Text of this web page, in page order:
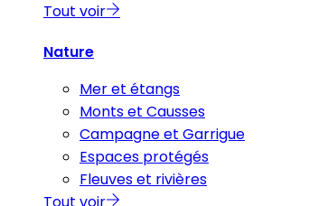
Tout voir
Nature
Mer et étangs
Monts et Causses
Campagne et Garrigue
Espaces protégés
Fleuves et rivières